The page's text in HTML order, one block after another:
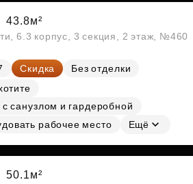
43.8м²
6.3 корпус, 3 секция, 2 этаж, №460
Скидка
Без отделки
санузлом и гардеробной
рабочее место
Ещё
50.1м²